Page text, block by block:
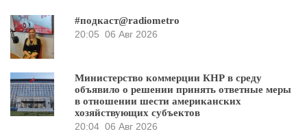
#подкаст@radiometro
20:05 06 Авг 2026
Министерство коммерции КНР в среду
объявило о решении принять ответные меры
в отношении шести американских
хозяйствующих субъектов
20:04 06 Авг 2026